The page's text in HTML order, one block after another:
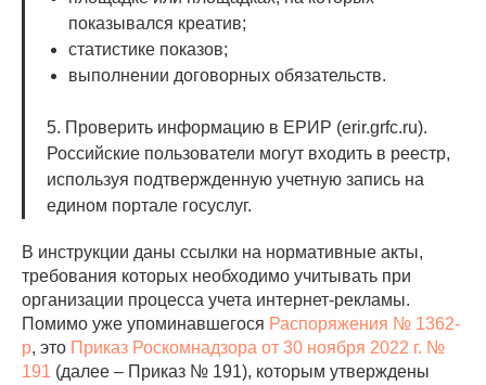
показывался креатив;
статистике показов;
выполнении договорных обязательств.
5. Проверить информацию в ЕРИР (erir.grfc.ru).
Российские пользователи могут входить в реестр,
используя подтвержденную учетную запись на
едином портале госуслуг.
В инструкции даны ссылки на нормативные акты,
требования которых необходимо учитывать при
организации процесса учета интернет-рекламы.
Помимо уже упоминавшегося Распоряжения № 1362-
р, это Приказ Роскомнадзора от 30 ноября 2022 г. №
191 (далее – Приказ № 191), которым утверждены